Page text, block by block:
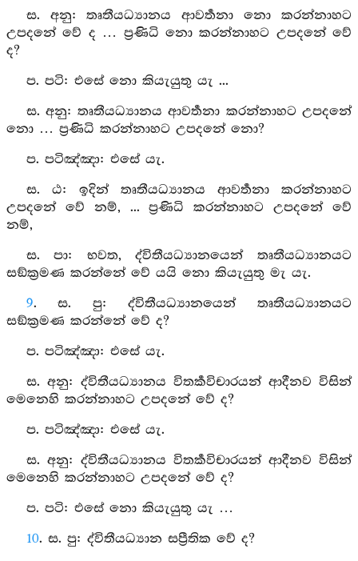
ස. අනු: තෘතීයධ්‍යානය ආවර්‍තනා නො කරන්නාහට
උපදනේ වේ ද … ප්‍රණිධි නො කරන්නාහට උපදනේ වේ
ද?
ප. පටි: එසේ නො කියැයුතු යැ ...
ස. අනු: තෘතීයධ්‍යානය ආවර්‍තනා කරන්නාහට උපදනේ
නො … ප්‍රණිධි කරන්නාහට උපදනේ නො?
ප. පටිඤ්‍ඤා: එසේ යැ.
ස. ඨ: ඉදින් තෘතීයධ්‍යානය ආවර්‍තනා කරන්නාහට
උපදනේ වේ නම්, ... ප්‍රණිධි කරන්නාහට උපදනේ වේ
නම්,
ස. පා: භවත, ද්විතීයධ්‍යානයෙන් තෘතීයධ්‍යානයට
සඞ්ක්‍රමණ කරන්නේ වේ යයි නො කියැයුතු මැ යැ.
9. ස. පු: ද්විතීයධ්‍යානයෙන් තෘතීයධ්‍යානයට
සඞ්ක්‍රමණ කරන්නේ වේ ද?
ප. පටිඤ්‍ඤා: එසේ යැ.
ස. අනු: ද්විතීයධ්‍යානය විතර්‍කවිචාරයන් ආදීනව විසින්
මෙනෙහි කරන්නාහට උපදනේ වේ ද?
ප. පටිඤ්‍ඤා: එසේ යැ.
ස. අනු: ද්විතීයධ්‍යානය විතර්‍කවිචාරයන් ආදීනව විසින්
මෙනෙහි කරන්නාහට උපදනේ වේ ද?
ප. පටි: එසේ නො කියැයුතු යැ …
10. ස. පු: ද්විතීයධ්‍යාන සප්‍රීතික වේ ද?